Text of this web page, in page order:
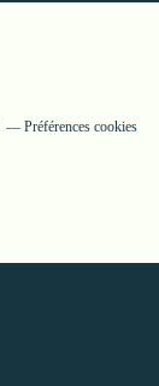
Préférences cookies